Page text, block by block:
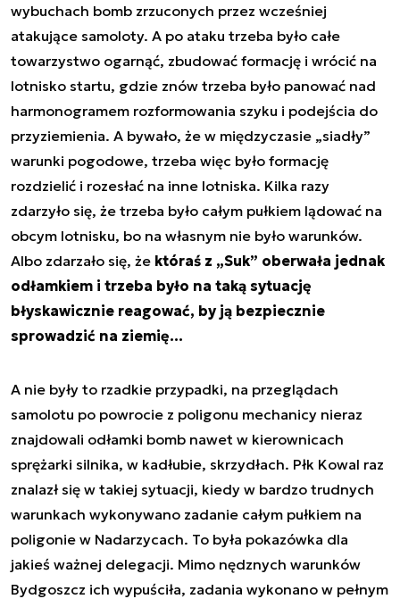
wybuchach bomb zrzuconych przez wcześniej
atakujące samoloty. A po ataku trzeba było całe
towarzystwo ogarnąć, zbudować formację i wrócić na
lotnisko startu, gdzie znów trzeba było panować nad
harmonogramem rozformowania szyku i podejścia do
przyziemienia. A bywało, że w międzyczasie „siadły”
warunki pogodowe, trzeba więc było formację
rozdzielić i rozesłać na inne lotniska. Kilka razy
zdarzyło się, że trzeba było całym pułkiem lądować na
obcym lotnisku, bo na własnym nie było warunków.
Albo zdarzało się, że któraś z „Suk” oberwała jednak
odłamkiem i trzeba było na taką sytuację
błyskawicznie reagować, by ją bezpiecznie
sprowadzić na ziemię…
A nie były to rzadkie przypadki, na przeglądach
samolotu po powrocie z poligonu mechanicy nieraz
znajdowali odłamki bomb nawet w kierownicach
sprężarki silnika, w kadłubie, skrzydłach. Płk Kowal raz
znalazł się w takiej sytuacji, kiedy w bardzo trudnych
warunkach wykonywano zadanie całym pułkiem na
poligonie w Nadarzycach. To była pokazówka dla
jakieś ważnej delegacji. Mimo nędznych warunków
Bydgoszcz ich wypuściła, zadania wykonano w pełnym